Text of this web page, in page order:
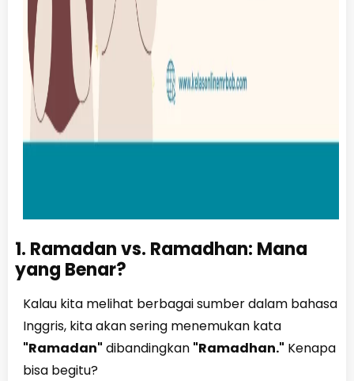
1. Ramadan vs. Ramadhan: Mana
yang Benar?
Kalau kita melihat berbagai sumber dalam bahasa
Inggris, kita akan sering menemukan kata
"Ramadan" dibandingkan "Ramadhan." Kenapa
bisa begitu?